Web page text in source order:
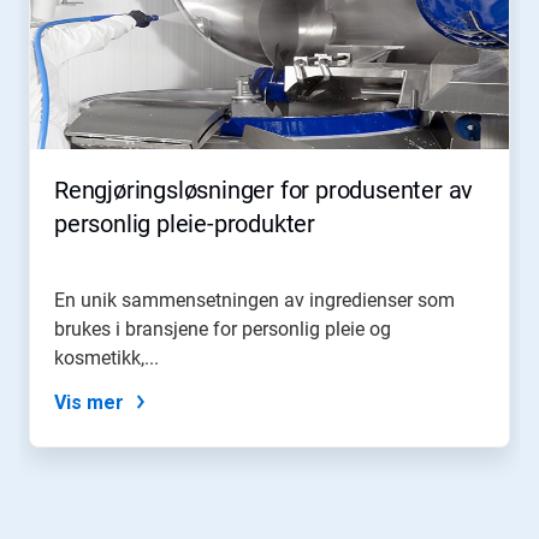
lysbilde
med
lysbildepunktene.
karusell.
Bruk
knappene
Neste
Forrige
navigere,
hopp
lysbilde
lysbildepunktene.
Rengjøringsløsninger for produsenter av
personlig pleie-produkter
En unik sammensetningen av ingredienser som
brukes i bransjene for personlig pleie og
kosmetikk,...
Vis mer